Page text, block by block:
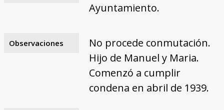
Ayuntamiento.
Observaciones
No procede conmutación.
Hijo de Manuel y Maria.
Comenzó a cumplir
condena en abril de 1939.